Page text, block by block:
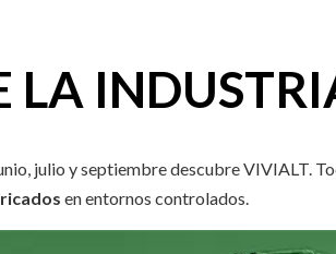
LA
julio y septiembre descubre VIVIALT.
en entornos controlados.